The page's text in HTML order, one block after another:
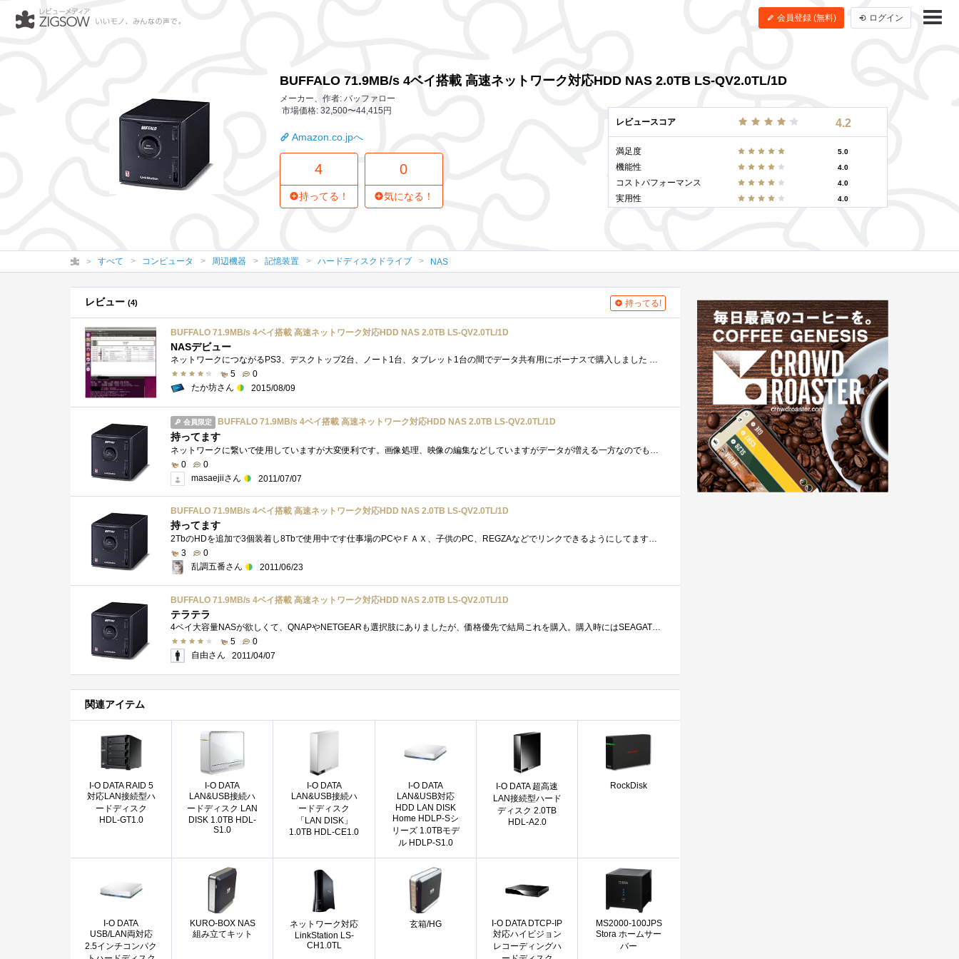
会員登録 (無料) ログイン
レビュースコア 4.2
満足度 5.0
機能性 4.0
コストパフォーマンス 4.0
実用性 4.0
BUFFALO 71.9MB/s 4ベイ搭載 高速ネットワーク対応HDD NAS 2.0TB LS-QV2.0TL/1D
メーカー、作者: バッファロー
市場価格: 32,500〜44,415円
Amazon.co.jpへ
4
持ってる！
0
気になる！
すべて コンピュータ 周辺機器 記憶装置 ハードディスクドライブ NAS
レビュー (4) 持ってる!
BUFFALO 71.9MB/s 4ベイ搭載 高速ネットワーク対応HDD NAS 2.0TB LS-QV2.0TL/1D
NASデビュー
ネットワークにつながるPS3、デスクトップ2台、ノート1台、タブレット1台の間でデータ共有用にボーナスで購入しました 約一月使用した結果をレ...
5
0
たか坊さん
2015/08/09
会員限定 BUFFALO 71.9MB/s 4ベイ搭載 高速ネットワーク対応HDD NAS 2.0TB LS-QV2.0TL/1D
持ってます
ネットワークに繋いで使用していますが大変便利です。画像処理、映像の編集などしていますがデータが増える一方なのでもう少し容量を大きく�...
0
0
masaejiiさん
2011/07/07
BUFFALO 71.9MB/s 4ベイ搭載 高速ネットワーク対応HDD NAS 2.0TB LS-QV2.0TL/1D
持ってます
2TbのHDを追加で3個装着し8Tbで使用中です仕事場のPCやＦＡＸ、子供のPC、REGZAなどでリンクできるようにしてます初期のTeraStationではRAID5で使用して�...
3
0
乱調五番さん
2011/06/23
BUFFALO 71.9MB/s 4ベイ搭載 高速ネットワーク対応HDD NAS 2.0TB LS-QV2.0TL/1D
テラテラ
4ベイ大容量NASが欲しくて、QNAPやNETGEARも選択肢にありましたが、価格優先で結局これを購入。購入時にはSEAGATEの2TB ST32000542ASが1台載せてありまし...
5
0
自由さん
2011/04/07
関連アイテム
I-O DATA RAID 5
対応LAN接続型ハ
ードディスク
HDL-GT1.0
I-O DATA
LAN&USB接続ハ
ードディスク LAN
DISK 1.0TB HDL-
S1.0
I-O DATA
LAN&USB接続ハ
ードディスク
「LAN DISK」
1.0TB HDL-CE1.0
I-O DATA
LAN&USB対応
HDD LAN DISK
Home HDLP-Sシ
リーズ 1.0TBモデ
ル HDLP-S1.0
I-O DATA 超高速
LAN接続型ハード
ディスク 2.0TB
HDL-A2.0
RockDisk
I-O DATA
USB/LAN両対応
2.5インチコンパク
KURO-BOX NAS
組み立てキット
ネットワーク対応
LinkStation LS-
CH1.0TL
玄箱/HG
I-O DATA DTCP-IP
対応ハイビジョン
レコーディングハ
MS2000-100JPS
Stora ホームサー
バー